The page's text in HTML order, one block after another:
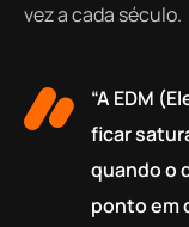
vez a cada século.
“A EDM
ficar
quando o
ponto em